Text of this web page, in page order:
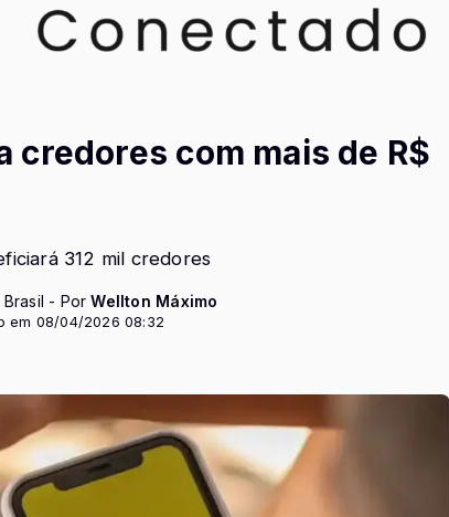
credores com mais de R$
312 mil credores
Brasil - PorWellton Máximo
em 08/04/2026 08:32